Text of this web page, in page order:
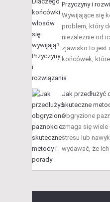
Przyczyny i
Wywijające się
problem, który
niezależnie od
zjawisko to jest
końcówek,
Jak przedłużyć
skuteczne
Obgryzione
zmaga się
stresu lub
wydawać, że